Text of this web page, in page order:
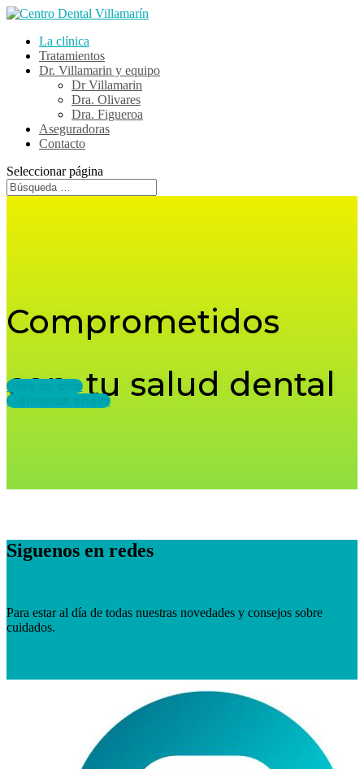
La clínica
Tratamientos
Dr. Villamarin y equipo
Dr Villamarin
Dra. Olivares
Dra. Figueroa
Aseguradoras
Contacto
Seleccionar página
Comprometidos
con tu salud dental
Pide tu cita
Llámanos ahora
Siguenos en redes
Para estar al día de todas nuestras novedades y consejos sobre
cuidados.